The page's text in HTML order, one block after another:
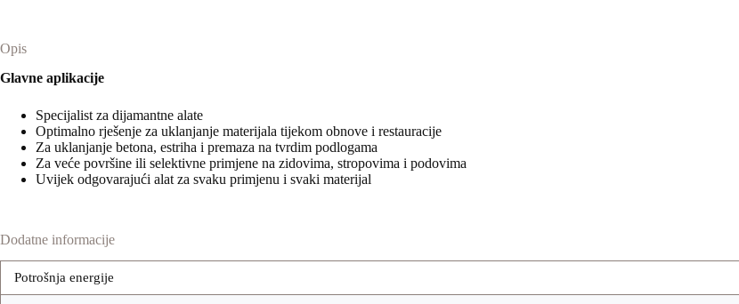
Opis
Glavne aplikacije
Specijalist za dijamantne alate
Optimalno rješenje za uklanjanje materijala tijekom obnove i restauracije
Za uklanjanje betona, estriha i premaza na tvrdim podlogama
Za veće površine ili selektivne primjene na zidovima, stropovima i podovima
Uvijek odgovarajući alat za svaku primjenu i svaki materijal
Dodatne informacije
Potrošnja energije